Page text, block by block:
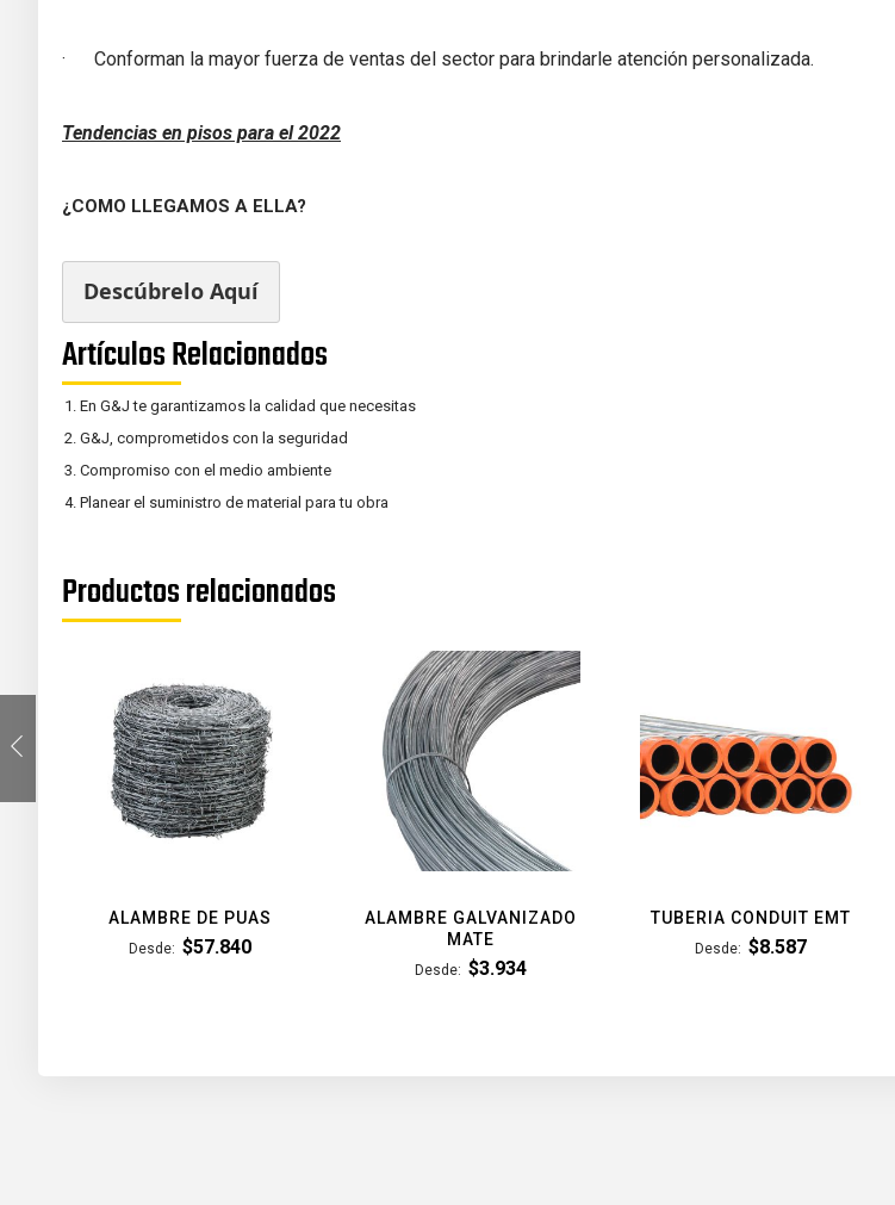
· Conforman la mayor fuerza de ventas del sector para brindarle atención personalizada.
Tendencias en pisos para el 2022
¿COMO LLEGAMOS A ELLA?
Descúbrelo Aquí
Artículos Relacionados
En G&J te garantizamos la calidad que necesitas
G&J, comprometidos con la seguridad
Compromiso con el medio ambiente
Planear el suministro de material para tu obra
Productos relacionados
ALAMBRE DE PUAS
Desde $57.840
ALAMBRE GALVANIZADO
MATE
Desde $3.934
TUBERIA CONDUIT EMT
Desde $8.587